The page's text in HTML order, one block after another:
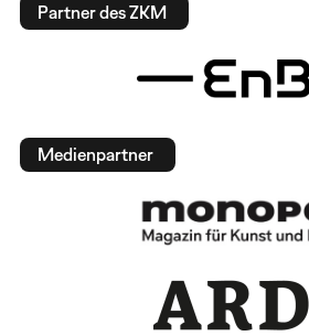
Partner des ZKM
Medienpartner